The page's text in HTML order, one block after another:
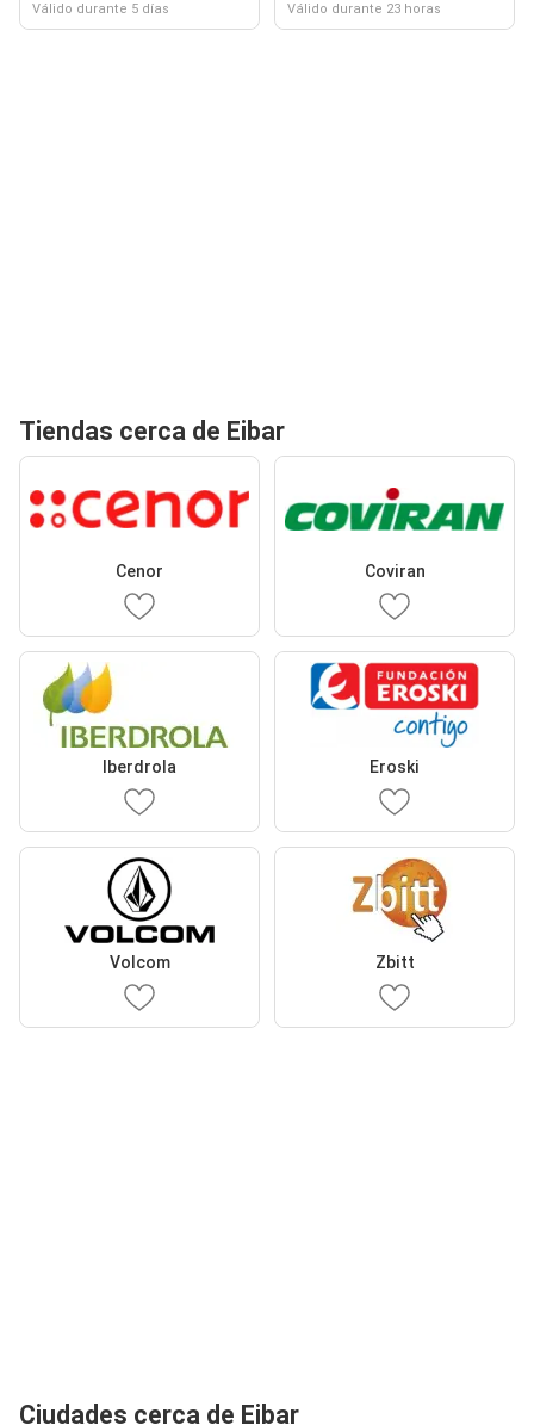
Válido durante 5 días Válido durante 23 horas
Tiendas cerca de Eibar
Cenor Coviran
Iberdrola Eroski
Volcom Zbitt
Ciudades cerca de Eibar